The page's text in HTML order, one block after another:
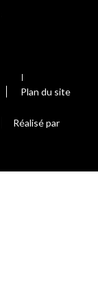
Plan du site
Réalisé par